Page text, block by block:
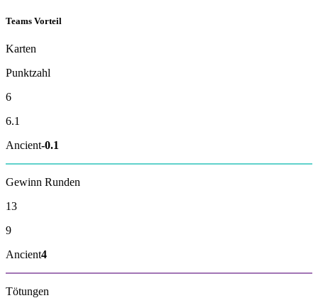
Teams Vorteil
Karten
Punktzahl
6
6.1
Ancient-0.1
Gewinn Runden
13
9
Ancient4
Tötungen